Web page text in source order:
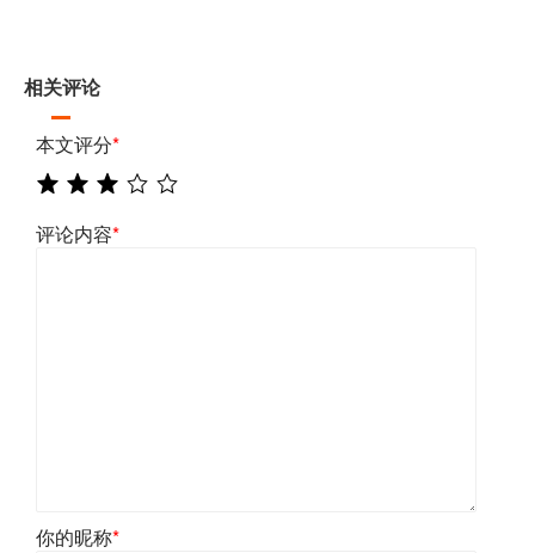
相关评论
本文评分*
评论内容*
你的昵称*